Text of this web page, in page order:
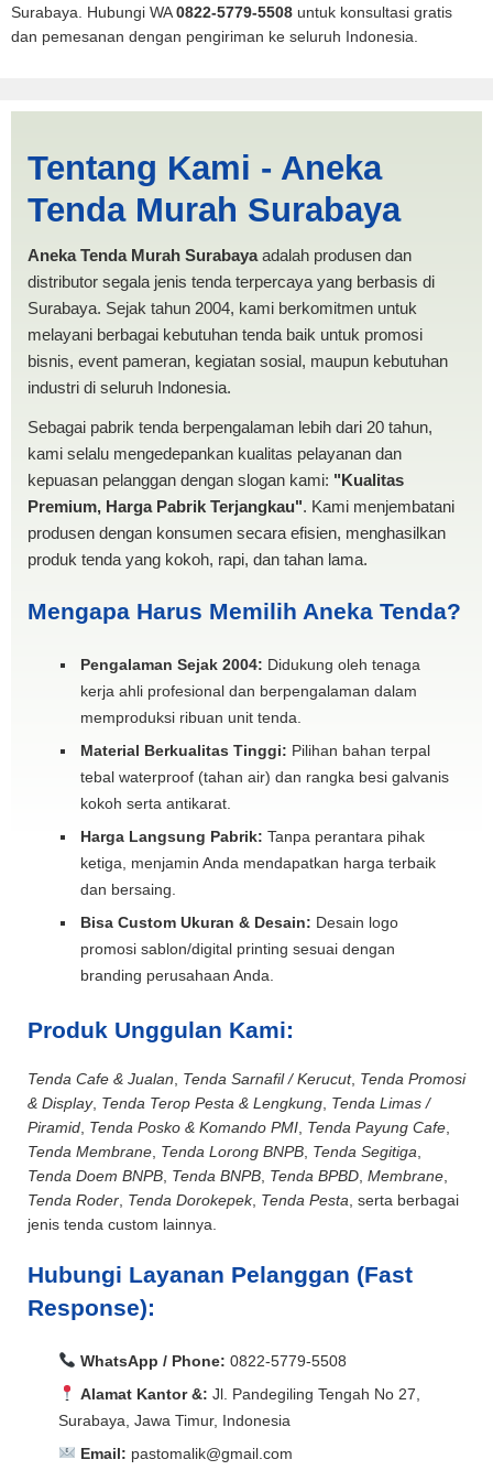
Surabaya. Hubungi WA0822-5779-5508 untuk konsultasi gratis
dan pemesanan dengan pengiriman ke seluruh Indonesia.
ANEKA TENDA MURAH
Tentang Kami - Aneka
Tenda Murah Surabaya
Aneka Tenda Murah Surabayaadalah produsen dan
distributor segala jenis tenda terpercaya yang berbasis di
Surabaya. Sejak tahun 2004, kami berkomitmen untuk
melayani berbagai kebutuhan tenda baik untuk promosi
bisnis, event pameran, kegiatan sosial, maupun kebutuhan
industri di seluruh Indonesia.
Sebagai pabrik tenda berpengalaman lebih dari 20 tahun,
kami selalu mengedepankan kualitas pelayanan dan
kepuasan pelanggan dengan slogan kami: "Kualitas
Premium, Harga Pabrik Terjangkau". Kami menjembatani
produsen dengan konsumen secara efisien, menghasilkan
produk tenda yang kokoh, rapi, dan tahan lama.
Mengapa Harus Memilih Aneka Tenda?
Pengalaman Sejak 2004: Didukung oleh tenaga
kerja ahli profesional dan berpengalaman dalam
memproduksi ribuan unit tenda.
Material Berkualitas Tinggi: Pilihan bahan terpal
tebal waterproof (tahan air) dan rangka besi galvanis
kokoh serta antikarat.
Harga Langsung Pabrik: Tanpa perantara pihak
ketiga, menjamin Anda mendapatkan harga terbaik
dan bersaing.
Bisa Custom Ukuran & Desain: Desain logo
promosi sablon/digital printing sesuai dengan
branding perusahaan Anda.
Produk Unggulan Kami:
Tenda Cafe & Jualan Tenda Sarnafil / Kerucut, Tenda Promosi
& Display, Tenda Terop Pesta & Lengkung Tenda Limas /
Piramid Tenda Posko & Komando PMI Tenda Payung Cafe
Tenda Membrane Tenda Lorong BNPB Tenda Segitiga
Tenda Doem BNPB Tenda BNPB Tenda BPBD Membrane
Tenda Roder Tenda Dorokepek, Tenda Pesta , serta berbagai
jenis tenda custom lainnya.
Hubungi Layanan Pelanggan (Fast
Response):
WhatsApp / Phone: 0822-5779-5508
Alamat Kantor &: Jl. Pandegiling Tengah No 27,
Surabaya, Jawa Timur, Indonesia
Email: pastomalik@gmail.com